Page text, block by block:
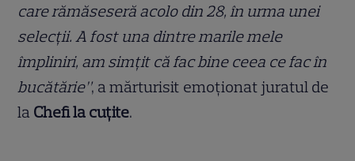
care rămăseseră acolo din 28, în urma unei
selecții. A fost una dintre marile mele
împliniri, am simțit că fac bine ceea ce fac în
bucătărie”, a mărturisit emoționat juratul de
la Chefi la cuțite.